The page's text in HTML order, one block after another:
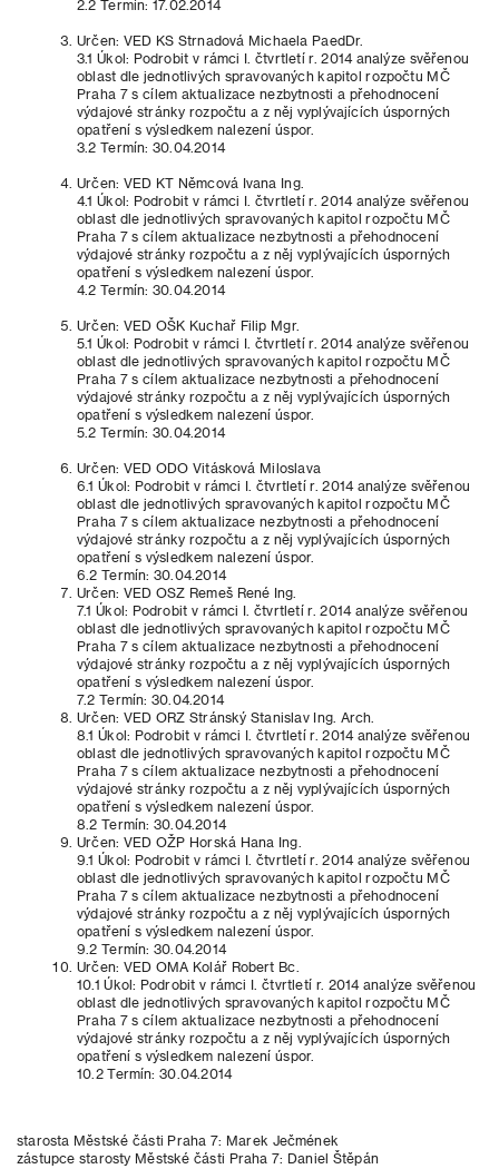
2.2 Termín: 17.02.2014
Určen: VED KS Strnadová Michaela PaedDr.
3.1 Úkol: Podrobit v rámci I. čtvrtletí r. 2014 analýze svěřenou
oblast dle jednotlivých spravovaných kapitol rozpočtu MČ
Praha 7 s cílem aktualizace nezbytnosti a přehodnocení
výdajové stránky rozpočtu a z něj vyplývajících úsporných
opatření s výsledkem nalezení úspor.
3.2 Termín: 30.04.2014
Určen: VED KT Němcová Ivana Ing.
4.1 Úkol: Podrobit v rámci I. čtvrtletí r. 2014 analýze svěřenou
oblast dle jednotlivých spravovaných kapitol rozpočtu MČ
Praha 7 s cílem aktualizace nezbytnosti a přehodnocení
výdajové stránky rozpočtu a z něj vyplývajících úsporných
opatření s výsledkem nalezení úspor.
4.2 Termín: 30.04.2014
Určen: VED OŠK Kuchař Filip Mgr.
5.1 Úkol: Podrobit v rámci I. čtvrtletí r. 2014 analýze svěřenou
oblast dle jednotlivých spravovaných kapitol rozpočtu MČ
Praha 7 s cílem aktualizace nezbytnosti a přehodnocení
výdajové stránky rozpočtu a z něj vyplývajících úsporných
opatření s výsledkem nalezení úspor.
5.2 Termín: 30.04.2014
Určen: VED ODO Vitásková Miloslava
6.1 Úkol: Podrobit v rámci I. čtvrtletí r. 2014 analýze svěřenou
oblast dle jednotlivých spravovaných kapitol rozpočtu MČ
Praha 7 s cílem aktualizace nezbytnosti a přehodnocení
výdajové stránky rozpočtu a z něj vyplývajících úsporných
opatření s výsledkem nalezení úspor.
6.2 Termín: 30.04.2014
Určen: VED OSZ Remeš René Ing.
7.1 Úkol: Podrobit v rámci I. čtvrtletí r. 2014 analýze svěřenou
oblast dle jednotlivých spravovaných kapitol rozpočtu MČ
Praha 7 s cílem aktualizace nezbytnosti a přehodnocení
výdajové stránky rozpočtu a z něj vyplývajících úsporných
opatření s výsledkem nalezení úspor.
7.2 Termín: 30.04.2014
Určen: VED ORZ Stránský Stanislav Ing. Arch.
8.1 Úkol: Podrobit v rámci I. čtvrtletí r. 2014 analýze svěřenou
oblast dle jednotlivých spravovaných kapitol rozpočtu MČ
Praha 7 s cílem aktualizace nezbytnosti a přehodnocení
výdajové stránky rozpočtu a z něj vyplývajících úsporných
opatření s výsledkem nalezení úspor.
8.2 Termín: 30.04.2014
Určen: VED OŽP Horská Hana Ing.
9.1 Úkol: Podrobit v rámci I. čtvrtletí r. 2014 analýze svěřenou
oblast dle jednotlivých spravovaných kapitol rozpočtu MČ
Praha 7 s cílem aktualizace nezbytnosti a přehodnocení
výdajové stránky rozpočtu a z něj vyplývajících úsporných
opatření s výsledkem nalezení úspor.
9.2 Termín: 30.04.2014
Určen: VED OMA Kolář Robert Bc.
10.1 Úkol: Podrobit v rámci I. čtvrtletí r. 2014 analýze svěřenou
oblast dle jednotlivých spravovaných kapitol rozpočtu MČ
Praha 7 s cílem aktualizace nezbytnosti a přehodnocení
výdajové stránky rozpočtu a z něj vyplývajících úsporných
opatření s výsledkem nalezení úspor.
10.2 Termín: 30.04.2014
starosta Městské části Praha 7: Marek Ječmének
zástupce starosty Městské části Praha 7: Daniel Štěpán